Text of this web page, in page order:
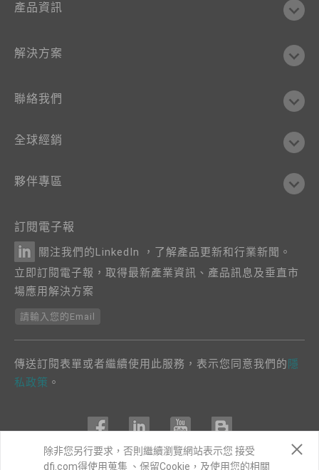
產品資訊
解決方案
聯絡我們
全球經銷
夥伴專區
訂閱電子報
關注我們的LinkedIn ，了解產品更新和行業新聞。
立即訂閱電子報，取得最新產業資訊、產品訊息及垂直市
場應用解決方案
請輸入您的Email
傳送訂閱表單或者繼續使用此服務，表示您同意我們的 隱
私政策 。
除非您另行要求，否則繼續瀏覽網站表示您 接受
dfi.com得使用蒐集 、保留Cookie，及使用您的相關